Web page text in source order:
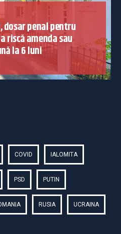
dosar penal pentru
riscă amenda sau
la 6 luni
COVID IALOMITA
PSD PUTIN
RUSIA UCRAINA